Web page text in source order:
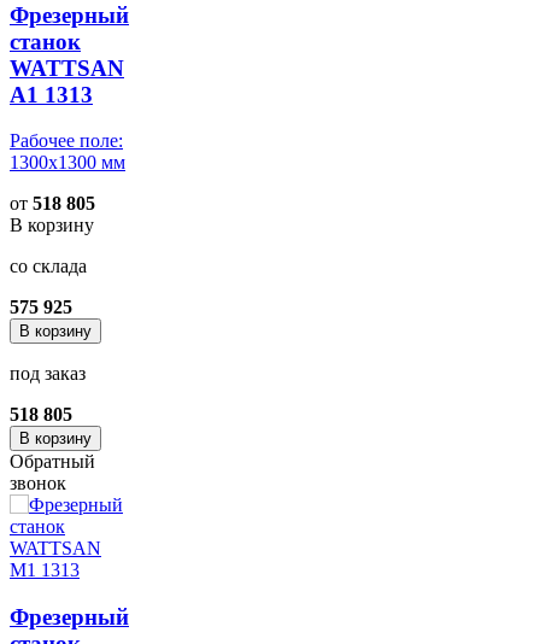
Фрезерный
станок
WATTSAN
A1 1313
Рабочее поле:
1300x1300 мм
от 518 805
В корзину
со склада
575 925
В корзину
под заказ
518 805
В корзину
Обратный
звонок
Фрезерный